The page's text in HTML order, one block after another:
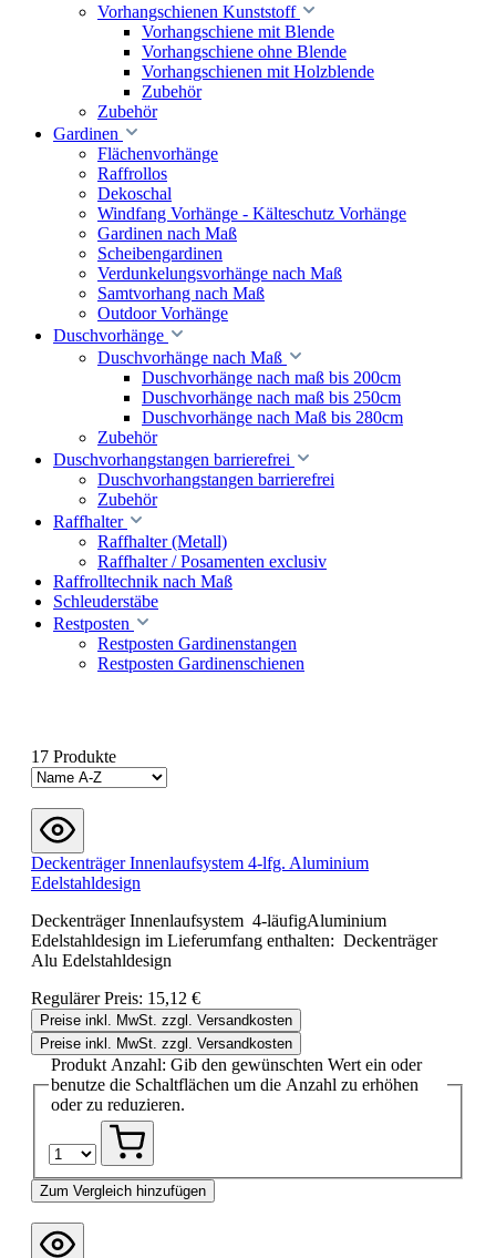
Vorhangschienen Kunststoff
Vorhangschiene mit Blende
Vorhangschiene ohne Blende
Vorhangschienen mit Holzblende
Zubehör
Zubehör
Gardinen
Flächenvorhänge
Raffrollos
Dekoschal
Windfang Vorhänge - Kälteschutz Vorhänge
Gardinen nach Maß
Scheibengardinen
Verdunkelungsvorhänge nach Maß
Samtvorhang nach Maß
Outdoor Vorhänge
Duschvorhänge
Duschvorhänge nach Maß
Duschvorhänge nach maß bis 200cm
Duschvorhänge nach maß bis 250cm
Duschvorhänge nach Maß bis 280cm
Zubehör
Duschvorhangstangen barrierefrei
Duschvorhangstangen barrierefrei
Zubehör
Raffhalter
Raffhalter (Metall)
Raffhalter / Posamenten exclusiv
Raffrolltechnik nach Maß
Schleuderstäbe
Restposten
Restposten Gardinenstangen
Restposten Gardinenschienen
17 Produkte
Deckenträger Innenlaufsystem 4-lfg. Aluminium
Edelstahldesign
Deckenträger Innenlaufsystem 4-läufigAluminium
Edelstahldesign im Lieferumfang enthalten: Deckenträger
Alu Edelstahldesign
Regulärer Preis: 15,12 €
Preise inkl. MwSt. zzgl. Versandkosten
Preise inkl. MwSt. zzgl. Versandkosten
Produkt Anzahl: Gib den gewünschten Wert ein oder
benutze die Schaltflächen um die Anzahl zu erhöhen
oder zu reduzieren.
Zum Vergleich hinzufügen